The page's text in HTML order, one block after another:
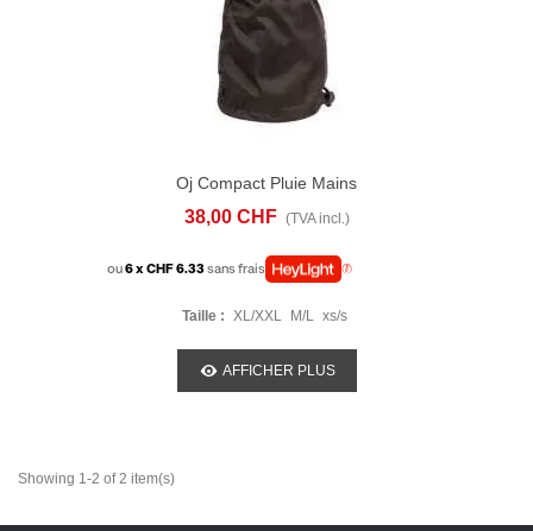
Oj Compact Pluie Mains
38,00 CHF (TVA incl.)
ou6 x CHF 6.33sans frais
Taille : XL/XXL M/L xs/s
AFFICHER PLUS
Showing 1-2 of 2 item(s)